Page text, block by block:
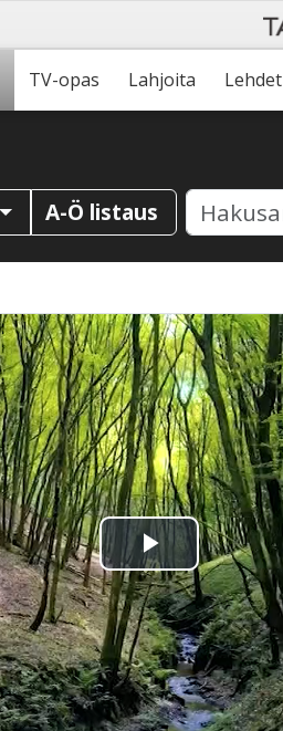
TV-opas Lahjoita Lehdet
A-Ö listaus
Toista
Video